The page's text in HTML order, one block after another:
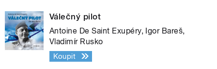
Válečný pilot
Antoine De Saint Exupéry, Igor Bareš,
Vladimír Rusko
Koupit